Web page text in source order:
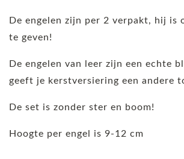
De engelen zijn per 2 verpakt, hij is
te geven!
De engelen van leer zijn een echte
geeft je kerstversiering een andere
De set is zonder ster en boom!
Hoogte per engel is 9-12 cm